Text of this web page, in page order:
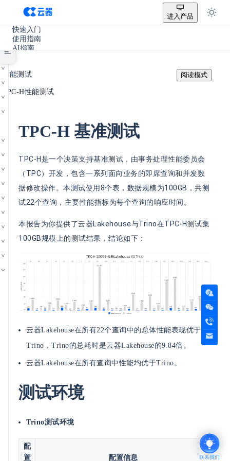
进入产品
快速入门
使用指南
AI指南
实践教程
产品更新
/
性能测试
/
TPC-H性能测试
阅读模式
TPC-H 基准测试
TPC-H是一个决策支持基准测试，由事务处理性能委员会
（TPC）开发，包含一系列面向业务的即席查询和并发数
据修改操作。本测试使用8个表，数据规模为100GB，共测
试22个查询，主要性能指标为每个查询的响应时间。
本报告为你提供了云器Lakehouse与Trino在TPC-H测试集
100GB规模上的测试结果，结论如下：
云器Lakehouse在所有22个查询中的总体性能表现优于
Trino，Trino的总耗时是云器Lakehouse的9.84倍。
云器Lakehouse在所有查询中性能均优于Trino。
测试环境
Trino测试环境
配
置
配置信息 联系我们